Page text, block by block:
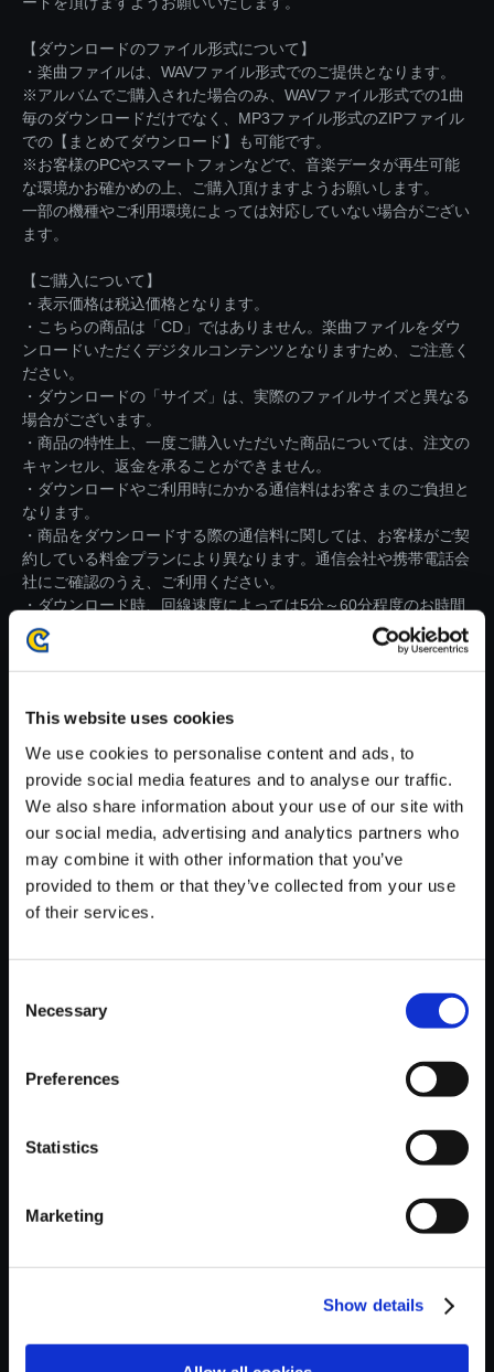
This website uses cookies
We use cookies to personalise content and ads, to
provide social media features and to analyse our traffic.
We also share information about your use of our site with
our social media, advertising and analytics partners who
may combine it with other information that you’ve
provided to them or that they’ve collected from your use
of their services.
Selection
Necessary
Preferences
Statistics
Marketing
Show details
【ダウンロードのファイル形式について】
・楽曲ファイルは、WAVファイル形式でのご提供となります。
※アルバムでご購入された場合のみ、WAVファイル形式での1曲
毎のダウンロードだけでなく、MP3ファイル形式のZIPファイル
での【まとめてダウンロード】も可能です。
※お客様のPCやスマートフォンなどで、音楽データが再生可能
な環境かお確かめの上、ご購入頂けますようお願いします。
一部の機種やご利用環境によっては対応していない場合がござい
ます。
【ご購入について】
・表示価格は税込価格となります。
・こちらの商品は「CD」ではありません。楽曲ファイルをダウ
ンロードいただくデジタルコンテンツとなりますため、ご注意く
ださい。
・ダウンロードの「サイズ」は、実際のファイルサイズと異なる
場合がございます。
・商品の特性上、一度ご購入いただいた商品については、注文の
キャンセル、返金を承ることができません。
・ダウンロードやご利用時にかかる通信料はお客さまのご負担と
なります。
・商品をダウンロードする際の通信料に関しては、お客様がご契
約している料金プランにより異なります。通信会社や携帯電話会
社にご確認のうえ、ご利用ください。
・ダウンロード時、回線速度によっては5分～60分程度のお時間
がかかる場合がございます。
※ご購入いただいたファイルのダウンロードの際には、通信環境
が安定しているWifi環境でお試しください。
【単曲】逆転裁判3 オリジナ
ル・サウンドトラック 着信メロ
ディ／ゴドー
おすすめ商品